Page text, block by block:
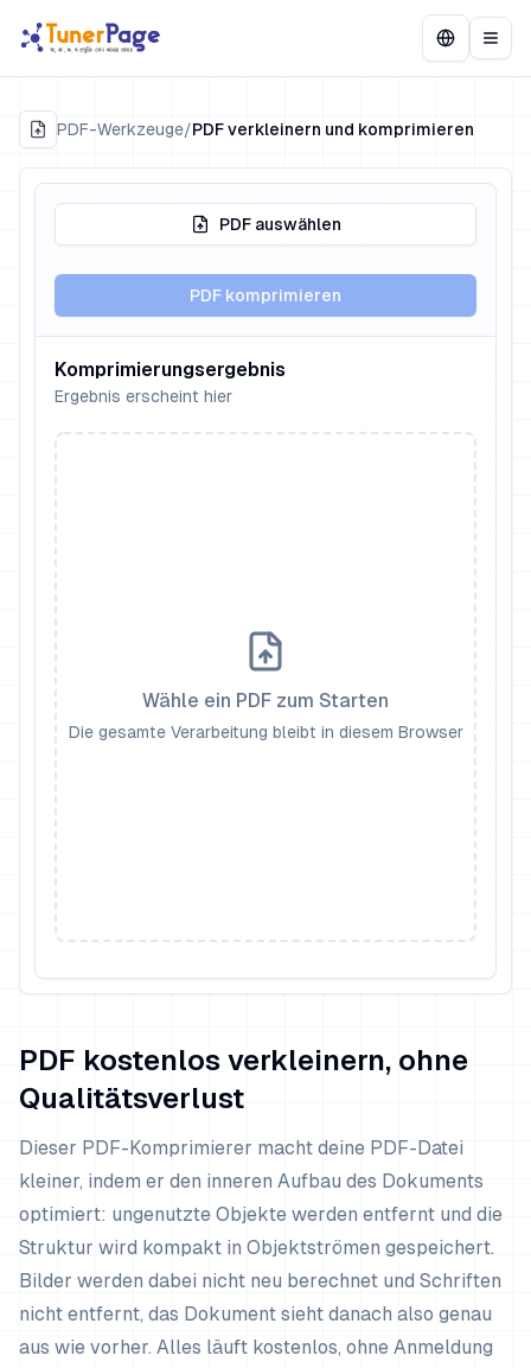
PDF-Werkzeuge/PDF verkleinern und komprimieren
PDF auswählen
PDF komprimieren
Komprimierungsergebnis
Ergebnis erscheint hier
Wähle ein PDF zum Starten
Die gesamte Verarbeitung bleibt in diesem Browser
PDF kostenlos verkleinern, ohne
Qualitätsverlust
Dieser PDF-Komprimierer macht deine PDF-Datei
kleiner, indem er den inneren Aufbau des Dokuments
optimiert: ungenutzte Objekte werden entfernt und die
Struktur wird kompakt in Objektströmen gespeichert.
Bilder werden dabei nicht neu berechnet und Schriften
nicht entfernt, das Dokument sieht danach also genau
aus wie vorher. Alles läuft kostenlos, ohne Anmeldung